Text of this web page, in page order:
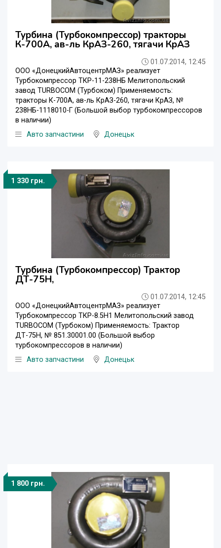
Турбина (Турбокомпрессор) тракторы
К-700А, ав-ль КрАЗ-260, тягачи КрАЗ
01.07.2014, 12:45
ООО «ДонецкийАвтоцентрМАЗ» реализует
Турбокомпрессор ТКР-11-238НБ Мелитопольский
завод TURBOCOM (Турбоком) Применяемость:
тракторы К-700А, ав-ль КрАЗ-260, тягачи КрАЗ, №
238НБ-1118010-Г (Большой выбор турбокомпрессоров
в наличии)
Авто запчастини
Донецьк
1 330 грн.
Турбина (Турбокомпрессор) Трактор
ДТ-75Н,
01.07.2014, 12:45
ООО «ДонецкийАвтоцентрМАЗ» реализует
Турбокомпрессор ТКР-8.5Н1 Мелитопольский завод
TURBOCOM (Турбоком) Применяемость: Трактор
ДТ-75Н, № 851.30001.00 (Большой выбор
турбокомпрессоров в наличии)
Авто запчастини
Донецьк
1 800 грн.